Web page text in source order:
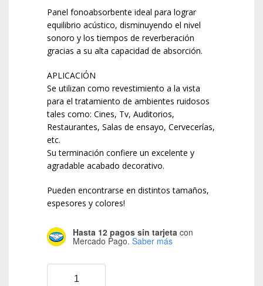
Panel fonoabsorbente ideal para lograr
equilibrio acústico, disminuyendo el nivel
sonoro y los tiempos de reverberación
gracias a su alta capacidad de absorción.
APLICACIÓN
Se utilizan como revestimiento a la vista
para el tratamiento de ambientes ruidosos
tales como: Cines, Tv, Auditorios,
Restaurantes, Salas de ensayo, Cervecerías,
etc.
Su terminación confiere un excelente y
agradable acabado decorativo.
Pueden encontrarse en distintos tamaños,
espesores y colores!
Hasta 12 pagos sin tarjeta con
Mercado Pago. Saber más